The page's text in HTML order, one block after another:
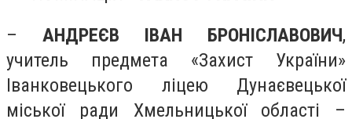
– АНДРЕЄВ ІВАН БРОНІСЛАВОВИЧ,
учитель предмета «Захист України»
Іванковецького ліцею Дунаєвецької
міської ради Хмельницької області –